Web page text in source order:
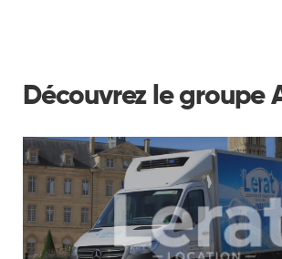
Découvrez le groupe